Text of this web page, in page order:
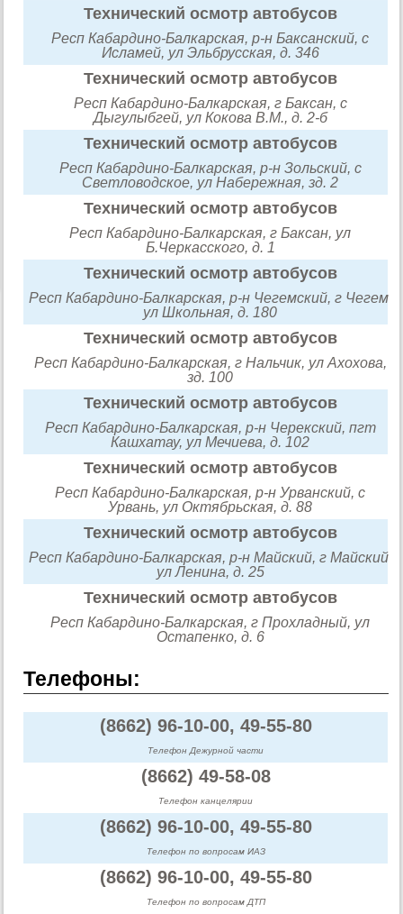
Технический осмотр автобусов
Респ Кабардино-Балкарская, р-н Баксанский, с
Исламей, ул Эльбрусская, д. 346
Технический осмотр автобусов
Респ Кабардино-Балкарская, г Баксан, с
Дыгулыбгей, ул Кокова В.М., д. 2-б
Технический осмотр автобусов
Респ Кабардино-Балкарская, р-н Зольский, с
Светловодское, ул Набережная, зд. 2
Технический осмотр автобусов
Респ Кабардино-Балкарская, г Баксан, ул
Б.Черкасского, д. 1
Технический осмотр автобусов
Респ Кабардино-Балкарская, р-н Чегемский, г Чегем,
ул Школьная, д. 180
Технический осмотр автобусов
Респ Кабардино-Балкарская, г Нальчик, ул Ахохова,
зд. 100
Технический осмотр автобусов
Респ Кабардино-Балкарская, р-н Черекский, пгт
Кашхатау, ул Мечиева, д. 102
Технический осмотр автобусов
Респ Кабардино-Балкарская, р-н Урванский, с
Урвань, ул Октябрьская, д. 88
Технический осмотр автобусов
Респ Кабардино-Балкарская, р-н Майский, г Майский,
ул Ленина, д. 25
Технический осмотр автобусов
Респ Кабардино-Балкарская, г Прохладный, ул
Остапенко, д. 6
Телефоны:
(8662) 96-10-00, 49-55-80
Телефон Дежурной части
(8662) 49-58-08
Телефон канцелярии
(8662) 96-10-00, 49-55-80
Телефон по вопросам ИАЗ
(8662) 96-10-00, 49-55-80
Телефон по вопросам ДТП